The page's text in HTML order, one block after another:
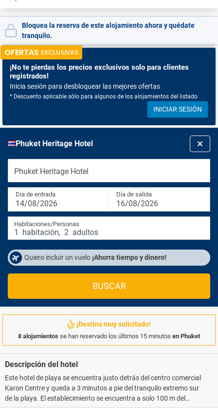
Bloquea la reserva de este alojamiento ahora y quédate
tranquilo.
OFERTAS EXCLUSIVAS
¡No te pierdas los precios exclusivos solo para clientes
registrados!
Inicia sesión para desbloquear las mejores ofertas
* Descuento aplicable sólo para algunos de los alojamientos del listado
INICIAR SESIÓN
Phuket Heritage Hotel
Phuket Heritage Hotel
Día de entrada
14/08/2026
Día de salida
16/08/2026
Habitaciones/Personas
1 habitación, 2 adultos
Quiero incluir un vuelo ¡Ahorra tiempo y dinero!
BUSCAR
¡Destino muy solicitado!
8 alojamientos se han reservado los últimos 15 minutos en Phuket
Descripción del hotel
Este hotel de playa se encuentra justo detrás del centro comercial
Karon Centre y queda a 3 minutos a pie del tranquilo extremo sur
de la playa. El establecimiento se encuentra a solo 100 m del